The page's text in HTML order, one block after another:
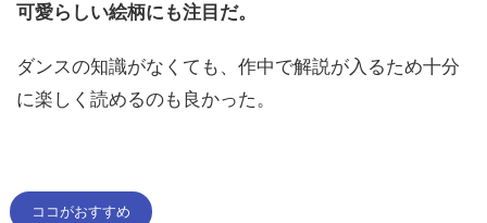
可愛らしい絵柄にも注目だ。
ダンスの知識がなくても、作中で解説が入るため十分
に楽しく読めるのも良かった。
ココがおすすめ